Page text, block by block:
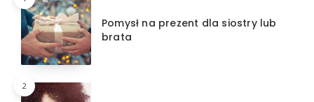
Pomysł na prezent dla siostry lub
brata
2